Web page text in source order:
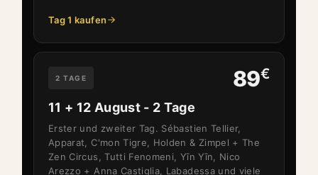
Tag 1 kaufen
2 TAGE 89€
11 + 12 August - 2 Tage
Erster und zweiter Tag. Sébastien Tellier,
Apparat, C'mon Tigre, Holden & Zimpel + The
Zen Circus, Tutti Fenomeni, Yīn Yīn, Nico
Arezzo + Anna Castiglia, Labadessa und viele